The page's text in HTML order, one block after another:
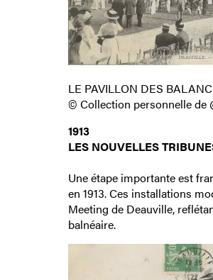
LE PAVILLON DES
© Collection personnelle de
1913
LES NOUVELLES
Une étape importante est
en 1913. Ces installations
Meeting de Deauville,
balnéaire.